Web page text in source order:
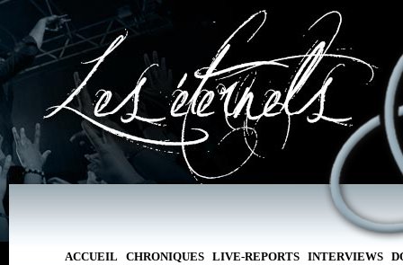
ACCUEIL CHRONIQUES LIVE-REPORTS INTERVIEWS